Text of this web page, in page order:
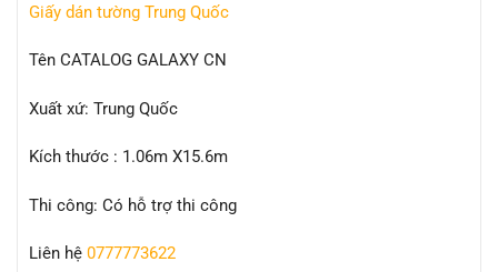
Giấy dán tường Trung Quốc
Tên CATALOG GALAXY CN
Xuất xứ: Trung Quốc
Kích thước : 1.06m X15.6m
Thi công: Có hỗ trợ thi công
Liên hệ 0777773622